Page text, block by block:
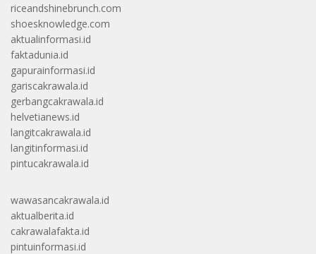
riceandshinebrunch.com
shoesknowledge.com
aktualinformasi.id
faktadunia.id
gapurainformasi.id
gariscakrawala.id
gerbangcakrawala.id
helvetianews.id
langitcakrawala.id
langitinformasi.id
pintucakrawala.id
wawasancakrawala.id
aktualberita.id
cakrawalafakta.id
pintuinformasi.id